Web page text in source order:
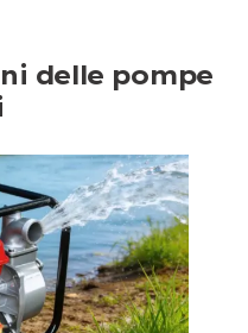
delle pompe